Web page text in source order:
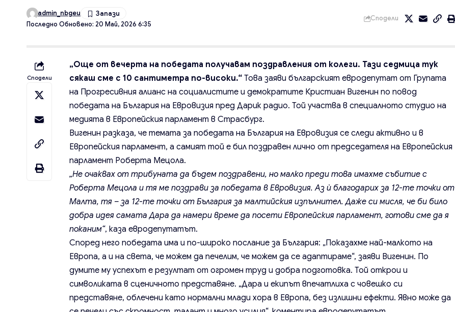
Последно Обновено: 20 Май, 2026 6:35
admin_nbgeu
Сподели
Сподели
„Още от вечерта на победата получавам поздравления от колеги. Тази седмица тук
сякаш сме с 10 сантиметра по-високи.“ Това заяви българският евродепутат от Групата
на Прогресивния алианс на социалистите и демократите Кристиан Вигенин по повод
победата на България на Евровизия пред Дарик радио. Той участва в специалното студио на
медията в Европейския парламент в Страсбург.
Вигенин разказа, че темата за победата на България на Евровизия се следи активно и в
Европейския парламент, а самият той е бил поздравен лично от председателя на Европейския
парламент Роберта Мецола.
„Не очаквах от трибуната да бъдем поздравени, но малко преди това имахме събитие с
Роберта Мецола и тя ме поздрави за победата в Евровизия. Аз ѝ благодарих за 12-те точки от
Малта, тя – за 12-те точки от България за малтийския изпълнител. Даже си мисля, че би било
добра идея самата Дара да намери време да посети Европейския парламент, готови сме да я
поканим“, каза евродепутатът.
Според него победата има и по-широко послание за България: „Показахме най-малкото на
Европа, а и на света, че можем да печелим, че можем да се адаптираме“, заяви Вигенин. По
думите му успехът е резултат от огромен труд и добра подготовка. Той открои и
символиката в сценичното представяне. „Дара и екипът впечатлиха с човешко си
представяне, облечени като нормални млади хора в Европа, без излишни ефекти. Явно може да